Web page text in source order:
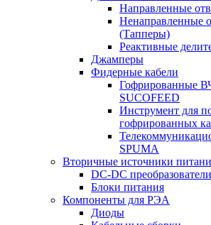
Направленные
Ненаправленные
(Тапперы)
Реактивные
Джамперы
Фидерные кабели
Гофрированные
SUCOFEED
Инструмент для
гофрированных
SPUMA
Вторичные источники
DC-DC преобразователи
Блоки питания
Компоненты для РЭА
Диоды